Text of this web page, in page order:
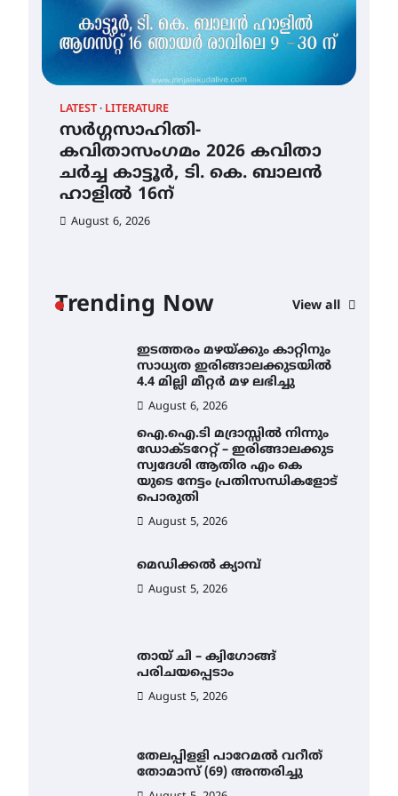
LATEST LITERATURE
സർഗ്ഗസാഹിതി-
കവിതാസംഗമം 2026 കവിതാ
ചർച്ച കാട്ടൂർ, ടി. കെ. ബാലൻ
ഹാളിൽ 16ന്
August 6, 2026
Trending Now View all
പരിചയപ്പെടാം
തേലപ്പിളളി പാറേമൽ വറീത്
തോമാസ് (69) അന്തരിച്ചു
August 5, 2026
August 6, 2026
ഇടത്തരം മഴയ്ക്കും കാറ്റിനും
സാധ്യത ഇരിങ്ങാലക്കുടയിൽ
4.4 മില്ലി മീറ്റർ മഴ ലഭിച്ചു
August 6, 2026
ഐ.ഐ.ടി മദ്രാസ്സിൽ നിന്നും
ഡോക്ടറേറ്റ് – ഇരിങ്ങാലക്കുട
സ്വദേശി ആതിര എം കെ
യുടെ നേട്ടം പ്രതിസന്ധികളോട്
പൊരുതി
August 5, 2026
മെഡിക്കൽ ക്യാമ്പ്
August 5, 2026
തായ് ചി – ക്വിഗോങ്ങ്
പരിചയപ്പെടാം
August 5, 2026
തേലപ്പിളളി പാറേമൽ വറീത്
തോമാസ് (69) അന്തരിച്ചു